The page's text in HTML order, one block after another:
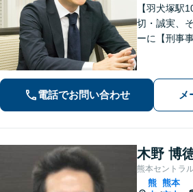
【羽犬塚駅
切・誠実、
ーに【刑事
選択肢と法
いく決断が
電話でお問い合わせ メ
木野 博
熊本セントラ
熊 熊本